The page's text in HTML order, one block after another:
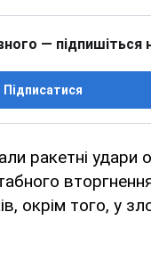
— підпишіться
Підписатися
ракетні удари
окрім того, у